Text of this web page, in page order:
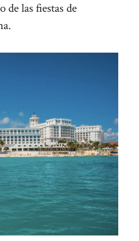
de las fiestas de